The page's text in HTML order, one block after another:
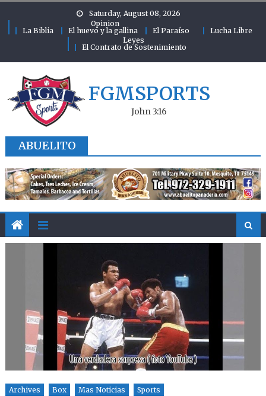
Saturday, August 08, 2026
Opinion
La Biblia
El huevo y la gallina El Paraíso
Lucha Libre
Leyes
El Contrato de Sostenimiento
FGMSPORTS
John 3:16
ABUELITO
Archives Box Mas Noticias Sports